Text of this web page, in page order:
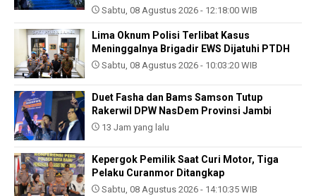
Sabtu, 08 Agustus 2026 - 12:18:00 WIB
Lima Oknum Polisi Terlibat Kasus
Meninggalnya Brigadir EWS Dijatuhi PTDH
Sabtu, 08 Agustus 2026 - 10:03:20 WIB
Duet Fasha dan Bams Samson Tutup
Rakerwil DPW NasDem Provinsi Jambi
13 Jam yang lalu
Kepergok Pemilik Saat Curi Motor, Tiga
Pelaku Curanmor Ditangkap
Sabtu, 08 Agustus 2026 - 14:10:35 WIB